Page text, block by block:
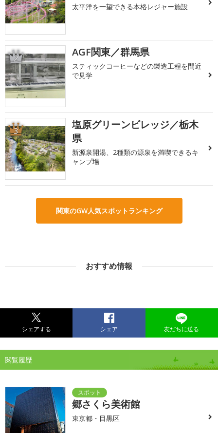
太平洋を一望できる本格レジャー施設
2 AGF関東／群馬県
スティックコーヒーなどの製造工程を間近
で見学
3
塩原グリーンビレッジ／栃木
県
新源泉開湯、2種類の源泉を満喫できるキ
ャンプ場
関東のGW人気スポットランキング
おすすめ情報
シェアする シェア 友だちに送る
閲覧履歴
郷さくら美術館
東京都・目黒区